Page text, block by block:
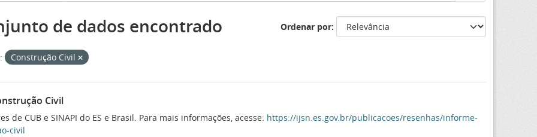
Ordenar por
de dados encontrado
Construção Civil
Civil
de CUB e SINAPI do ES e Brasil. Para mais informações, acesse: https://ijsn.es.gov.br/publicacoes/resenhas/informe-
civil